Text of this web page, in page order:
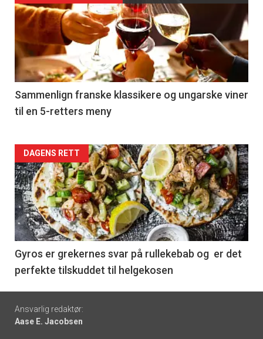
akkurat
nå
-
5
Sammenlign franske klassikere og ungarske viner
til en 5-retters meny
Forsiden
akkurat
nå
-
6
DAGENS RETT
Gyros er grekernes svar på rullekebab og er det
perfekte tilskuddet til helgekosen
Footer
-
Ansvarlig redaktør:
Aase E. Jacobsen